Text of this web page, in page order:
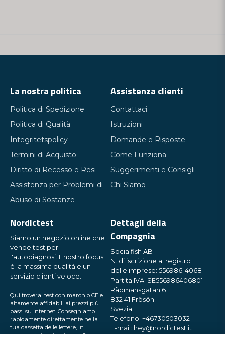
La nostra politica
Politica di Spedizione
Politica di Qualità
Integritetspolicy
Termini di Acquisto
Diritto di Recesso e Resi
Assistenza per Problemi di
Abuso di Sostanze
Assistenza clienti
Contattaci
Istruzioni
Domande e Risposte
Come Funziona
Suggerimenti e Consigli
Chi Siamo
Nordictest
Siamo un negozio online che
vende test per
l'autodiagnosi. Il nostro focus
è la massima qualità e un
servizio clienti veloce.
Qui troverai test con marchio CE e
altamente affidabili ai prezzi più
bassi su internet. Consegniamo
rapidamente direttamente nella
tua cassetta delle lettere, in
pacchetti piccoli e discreti. Prova
Dettagli della
Compagnia
Socialfish AB
N. di iscrizione al registro
delle imprese: 556986-4068
Partita IVA: SE556986406801
Rådmansgatan 6
832 41 Frösön
Svezia
Telefono: +46730503032
E-mail: hey@nordictest.it